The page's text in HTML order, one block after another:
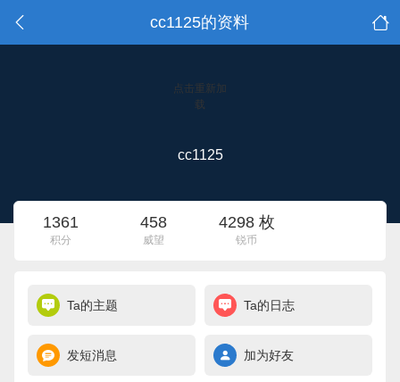
cc1125的资料
点击重新加
载
cc1125
1361
积分
458
威望
4298 枚
锐币
Ta的主题 Ta的日志
发短消息 加为好友